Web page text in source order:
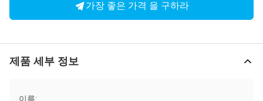
가장 좋은 가격 을 구하라
제품 세부 정보
이름: